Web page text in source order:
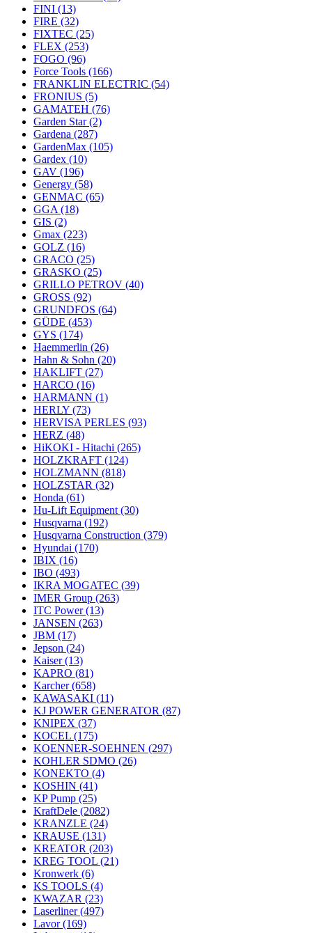
FINI (13)
FIRE (32)
FIXTEC (25)
FLEX (253)
FOGO (96)
Force Tools (166)
FRANKLIN ELECTRIC (54)
FRONIUS (5)
GAMATEH (76)
Garden Star(2)
Gardena (287)
GardenMax (105)
Gardex (10)
GAV (196)
Genergy (58)
GENMAC (65)
GGA (18)
GIS (2)
Gmax (223)
GOLZ (16)
GRACO (25)
GRASKO (25)
GRILLO PETROV (40)
GROSS (92)
GRUNDFOS (64)
GÜDE (453)
GYS (174)
Haemmerlin (26)
Hahn & Sohn (20)
HAKLIFT (27)
HARCO (16)
HARMANN (1)
HERLY (73)
HERVISA PERLES (93)
HERZ (48)
HiKOKI - Hitachi (265)
HOLZKRAFT (124)
HOLZMANN (818)
HOLZSTAR (32)
Honda (61)
Hu-Lift Equipment (30)
Husqvarna (192)
Husqvarna Construction (379)
Hyundai (170)
IBIX (16)
IBO (493)
IKRA MOGATEC (39)
IMER Group (263)
ITC Power(13)
JANSEN (263)
JBM (17)
Jepson (24)
Kaiser(13)
KAPRO (81)
Karcher(658)
KAWASAKI (11)
KJ POWER GENERATOR (87)
KNIPEX (37)
KOCEL (175)
KOENNER-SOEHNEN (297)
KOHLER SDMO (26)
KONEKTO (4)
KOSHIN (41)
KP Pump (25)
KraftDele (2082)
KRANZLE (24)
KRAUSE (131)
KREATOR (203)
KREG TOOL (21)
Kronwerk (6)
KS TOOLS (4)
KWAZAR (23)
Laserliner(497)
Lavor(169)